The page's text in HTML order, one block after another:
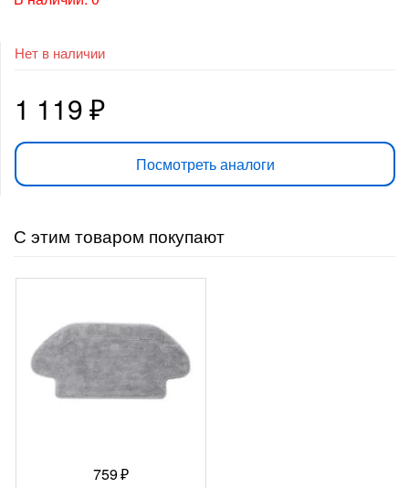
Нет в наличии
1 119₽
Посмотреть аналоги
С этим товаром покупают
759₽